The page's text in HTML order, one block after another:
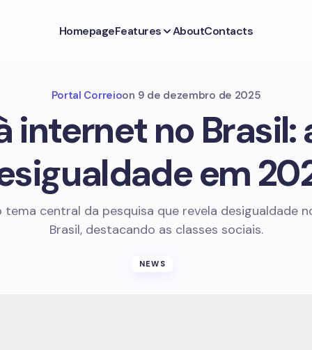
HomepageFeatures AboutContacts
Portal Correioon 9 de dezembro de 2025
internet no Brasil:
em
central da pesquisa que revela desigualdade
Brasil, destacando as classes sociais.
NEWS